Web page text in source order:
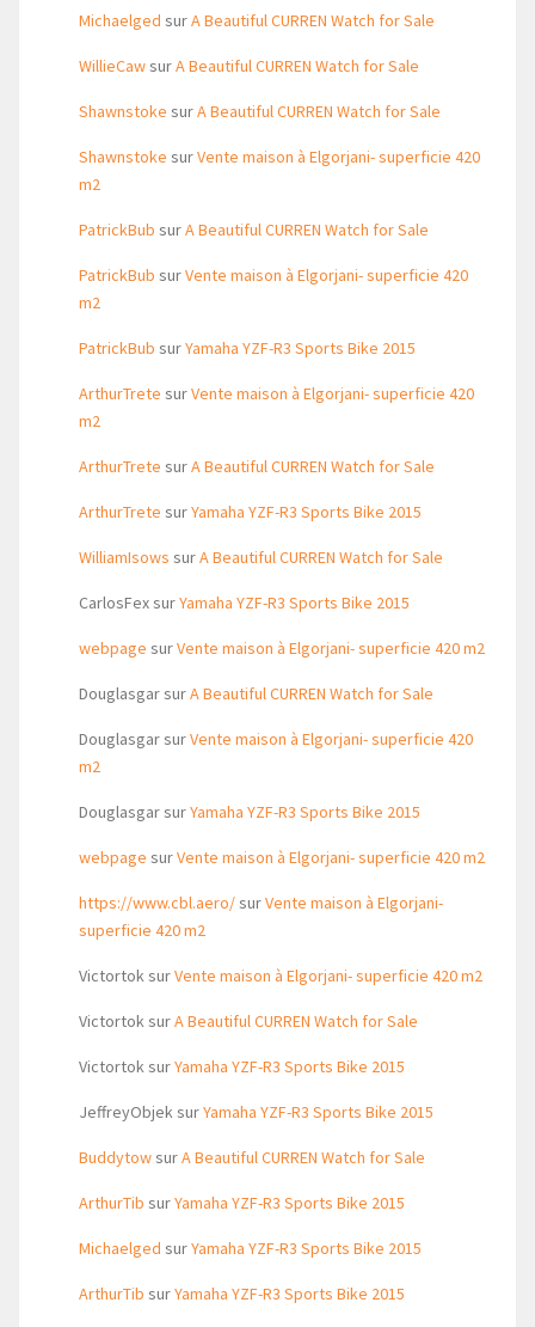
Michaelged surA Beautiful CURREN Watch for Sale
WillieCawsurA Beautiful CURREN Watch for Sale
Shawnstoke surA Beautiful CURREN Watch for Sale
Shawnstoke surVente maison à Elgorjani- superficie 420
m2
PatrickBub surA Beautiful CURREN Watch for Sale
PatrickBub surVente maison à Elgorjani- superficie 420
m2
PatrickBub surYamaha YZF-R3 Sports Bike 2015
ArthurTrete surVente maison à Elgorjani- superficie 420
m2
ArthurTrete surA Beautiful CURREN Watch for Sale
ArthurTrete surYamaha YZF-R3 Sports Bike 2015
WilliamIsows surA Beautiful CURREN Watch for Sale
CarlosFexsurYamaha YZF-R3 Sports Bike 2015
webpage surVente maison à Elgorjani- superficie 420 m2
DouglasgarsurA Beautiful CURREN Watch for Sale
DouglasgarsurVente maison à Elgorjani- superficie 420
m2
DouglasgarsurYamaha YZF-R3 Sports Bike 2015
webpage surVente maison à Elgorjani- superficie 420 m2
https://www.cbl.aero/surVente maison à Elgorjani-
superficie 420 m2
VictortoksurVente maison à Elgorjani- superficie 420 m2
VictortoksurA Beautiful CURREN Watch for Sale
VictortoksurYamaha YZF-R3 Sports Bike 2015
JeffreyObjeksurYamaha YZF-R3 Sports Bike 2015
BuddytowsurA Beautiful CURREN Watch for Sale
ArthurTib surYamaha YZF-R3 Sports Bike 2015
Michaelged surYamaha YZF-R3 Sports Bike 2015
ArthurTib surYamaha YZF-R3 Sports Bike 2015